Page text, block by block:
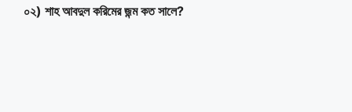
০২) শাহ আবদুল করিমের জন্ম কত সালে?